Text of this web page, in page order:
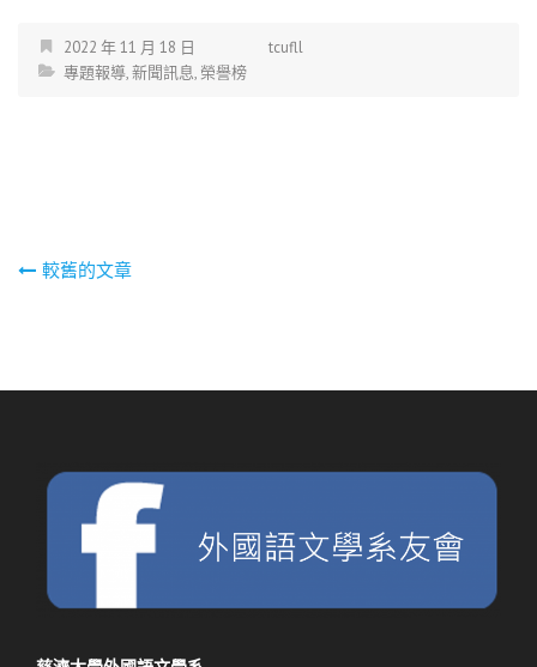
2022 年 11 月 18 日
tcufll
專題報導,新聞訊息, 榮譽榜
文
導
較舊的文章